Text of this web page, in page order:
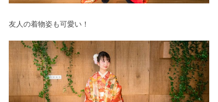
友人の着物姿も可愛い！